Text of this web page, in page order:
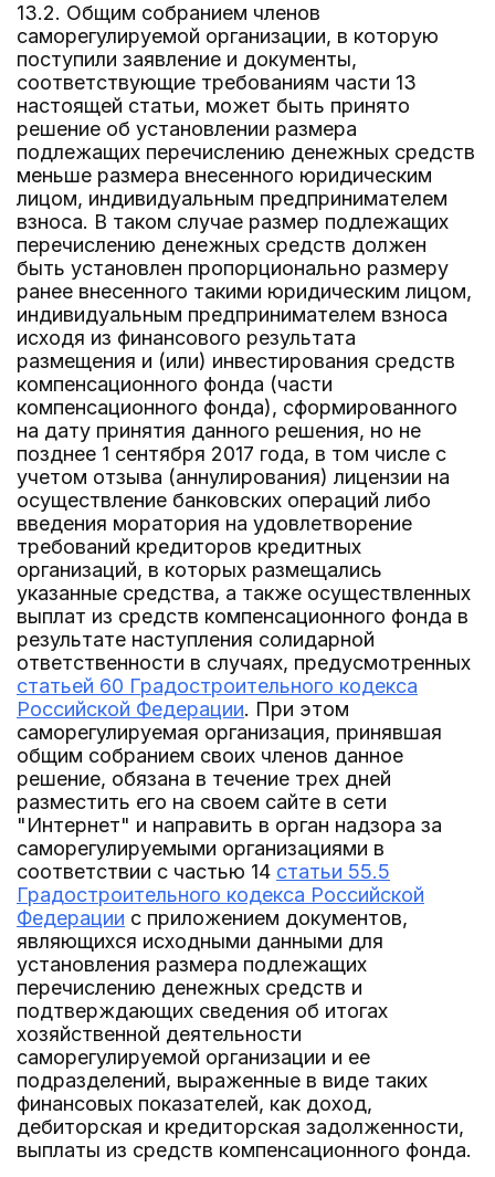
13.2. Общим собранием членов
саморегулируемой организации, в которую
поступили заявление и документы,
соответствующие требованиям части 13
настоящей статьи, может быть принято
решение об установлении размера
подлежащих перечислению денежных средств
меньше размера внесенного юридическим
лицом, индивидуальным предпринимателем
взноса. В таком случае размер подлежащих
перечислению денежных средств должен
быть установлен пропорционально размеру
ранее внесенного такими юридическим лицом,
индивидуальным предпринимателем взноса
исходя из финансового результата
размещения и (или) инвестирования средств
компенсационного фонда (части
компенсационного фонда), сформированного
на дату принятия данного решения, но не
позднее 1 сентября 2017 года, в том числе с
учетом отзыва (аннулирования) лицензии на
осуществление банковских операций либо
введения моратория на удовлетворение
требований кредиторов кредитных
организаций, в которых размещались
указанные средства, а также осуществленных
выплат из средств компенсационного фонда в
результате наступления солидарной
ответственности в случаях, предусмотренных
статьей 60 Градостроительного кодекса
Российской Федерации. При этом
саморегулируемая организация, принявшая
общим собранием своих членов данное
решение, обязана в течение трех дней
разместить его на своем сайте в сети
"Интернет" и направить в орган надзора за
саморегулируемыми организациями в
соответствии с частью 14 статьи 55.5
Градостроительного кодекса Российской
Федерации с приложением документов,
являющихся исходными данными для
установления размера подлежащих
перечислению денежных средств и
подтверждающих сведения об итогах
хозяйственной деятельности
саморегулируемой организации и ее
подразделений, выраженные в виде таких
финансовых показателей, как доход,
дебиторская и кредиторская задолженности,
выплаты из средств компенсационного фонда.